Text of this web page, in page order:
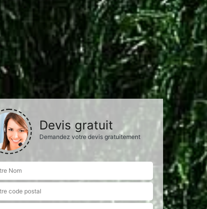
Devis gratuit
Demandez votre devis gratuitement